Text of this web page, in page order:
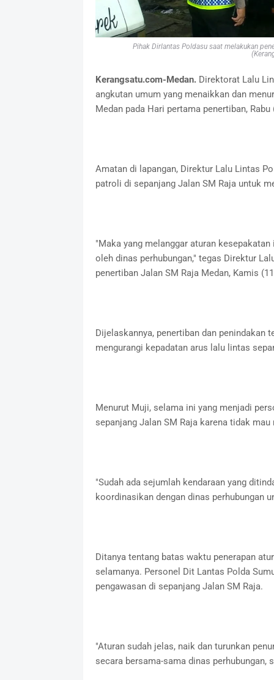
Pihak Dirlantas Poldasu saat melakukan
Kerangsatu.com-Medan. Direktorat Lalu
angkutan umum yang menaikkan dan
Medan pada Hari pertama penertiban,
Amatan di lapangan, Direktur Lalu Lintas
patroli di sepanjang Jalan SM Raja untuk
"Maka yang melanggar aturan
oleh dinas perhubungan," tegas Direktur
penertiban Jalan SM Raja Medan, Kamis
Dijelaskannya, penertiban dan penindakan
mengurangi kepadatan arus lalu lintas
Menurut Muji, selama ini yang menjadi
sepanjang Jalan SM Raja karena tidak
"Sudah ada sejumlah kendaraan yang
koordinasikan dengan dinas perhubungan
Ditanya tentang batas waktu penerapan
selamanya. Personel Dit Lantas Polda
pengawasan di sepanjang Jalan SM Raja.
"Aturan sudah jelas, naik dan turunkan
secara bersama-sama dinas perhubungan,